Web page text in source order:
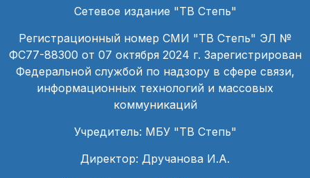
Сетевое издание "ТВ Степь"
Регистрационный номер СМИ "ТВ Степь" ЭЛ №
ФС77-88300 от 07 октября 2024 г. Зарегистрирован
Федеральной службой по надзору в сфере связи,
информационных технологий и массовых
коммуникаций
Учредитель: МБУ "ТВ Степь"
Директор: Дручанова И.А.